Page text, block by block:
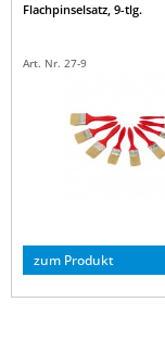
Flachpinselsatz, 9-tlg.
Art. Nr. 27-9
zum Produkt